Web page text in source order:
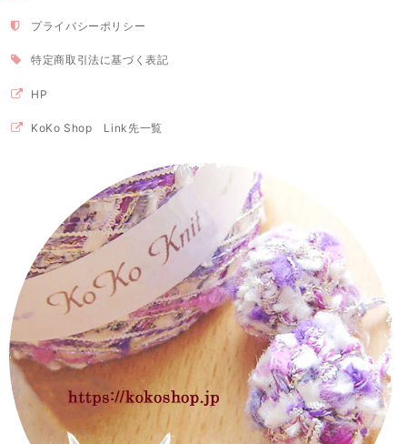
プライバシーポリシー
特定商取引法に基づく表記
HP
KoKo Shop Link先一覧